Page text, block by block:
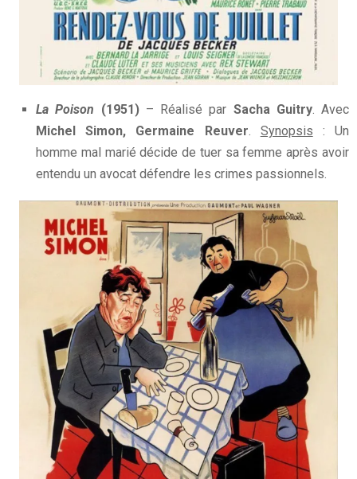
La Poison (1951)– Réalisé par Sacha Guitry. Avec
Michel Simon, Germaine Reuver. Synopsis : Un
homme mal marié décide de tuer sa femme après avoir
entendu un avocat défendre les crimes passionnels.